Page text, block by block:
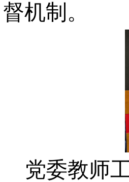
督机制。
党委教师